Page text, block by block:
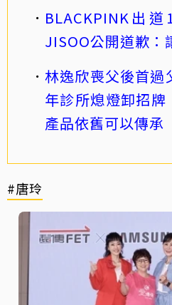
BLACKPINK出
JISOO公開道歉：
林逸欣喪父後首過
年診所熄燈卸招
產品依舊可以傳承
#唐玲